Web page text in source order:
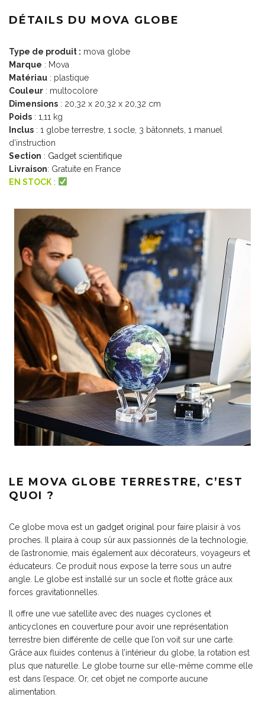
DÉTAILS DU MOVA GLOBE
Type de produit : mova globe
Marque : Mova
Matériau : plastique
Couleur : multocolore
Dimensions : 20,32 x 20,32 x 20,32 cm
Poids : 1,11 kg
Inclus : 1 globe terrestre, 1 socle, 3 bâtonnets, 1 manuel
d’instruction
Section : Gadget scientifique
Livraison: Gratuite en France
EN STOCK :
LE MOVA GLOBE TERRESTRE, C’EST
QUOI ?
Ce globe mova est un gadget original
pour faire plaisir à vos
proches. Il plaira à coup sûr aux passionnés de la technologie,
de l’astronomie, mais également aux décorateurs, voyageurs et
éducateurs. Ce produit nous expose la terre sous un autre
angle. Le globe est installé sur un socle et flotte grâce aux
forces gravitationnelles.
Il offre une vue satellite avec des nuages cyclones et
anticyclones en couverture pour avoir une représentation
terrestre bien différente de celle que l’on voit sur une carte.
Grâce aux fluides contenus à l’intérieur du globe, la rotation est
plus que naturelle. Le globe tourne sur elle-même comme elle
est dans l’espace. Or, cet objet ne comporte aucune
alimentation.